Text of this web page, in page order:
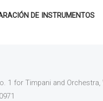
DE INSTRUMENTOS
1 for Timpani and Orchestra,